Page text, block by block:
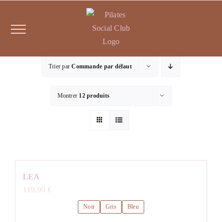
contenu
Trier parCommande par défaut
Montrer 12 produits
LEA
119,90 €
Noir Gris Bleu